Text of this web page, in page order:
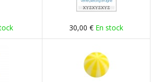
30,00 € En stock